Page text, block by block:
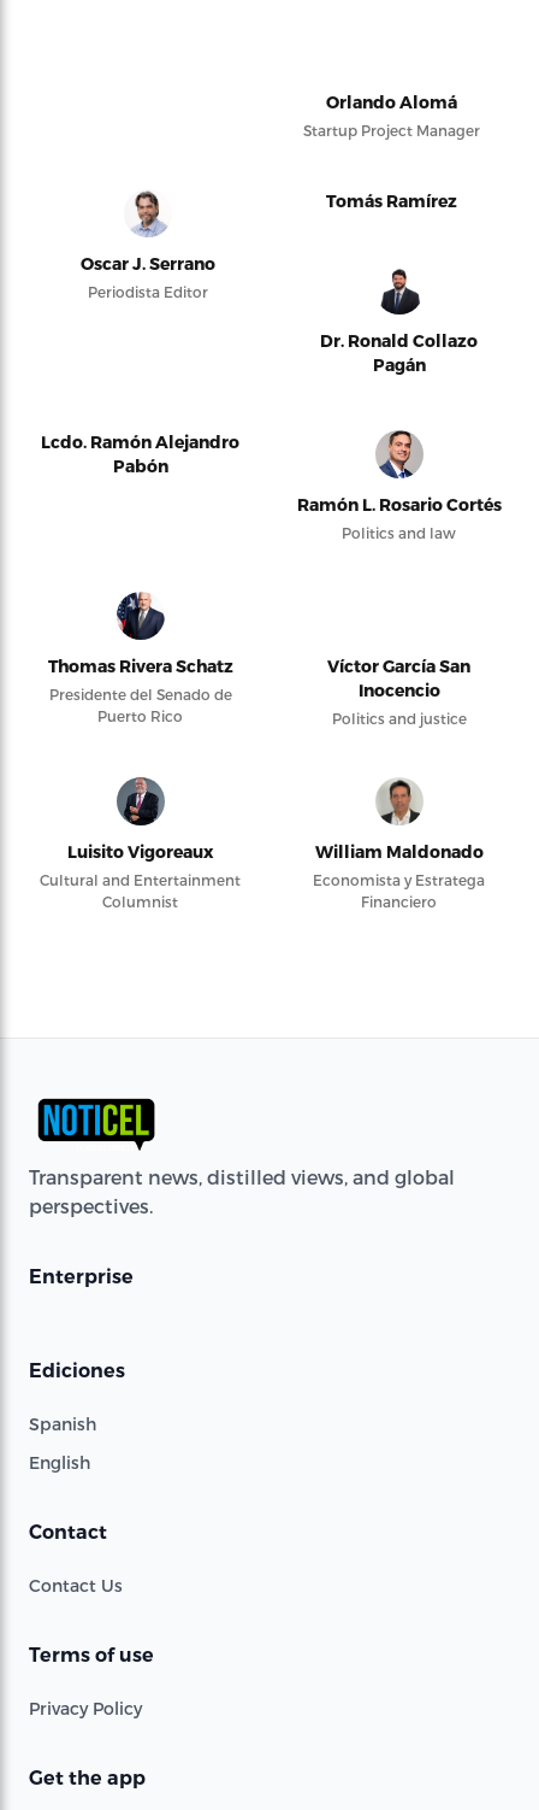
Orlando Alomá
Startup Project Manager
Oscar J. Serrano
Periodista Editor
Tomás Ramírez
Dr. Ronald Collazo
Pagán
Lcdo. Ramón Alejandro
Pabón
Ramón L. Rosario Cortés
Politics and law
Thomas Rivera Schatz
Presidente del Senado de
Puerto Rico
Víctor García San
Inocencio
Politics and justice
Luisito Vigoreaux
Cultural and Entertainment
Columnist
William Maldonado
Economista y Estratega
Financiero
Transparent news, distilled views, and global
perspectives.
Enterprise
Ediciones
Spanish
English
Contact
Contact Us
Terms of use
Privacy Policy
Get the app